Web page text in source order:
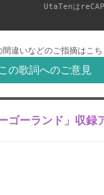
UtaTenは
間違いなどのご指摘はこち
この歌詞へのご意見
ゴーランド」収録